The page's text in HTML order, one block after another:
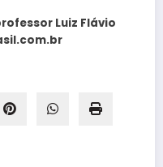
Luiz Flávio